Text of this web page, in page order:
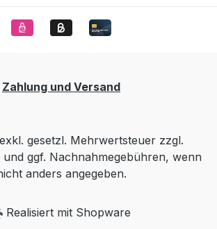
Zahlung und Versand
gesetzl. Mehrwertsteuer zzgl.
und ggf. Nachnahmegebühren, wenn
anders angegeben.
Realisiert mit Shopware